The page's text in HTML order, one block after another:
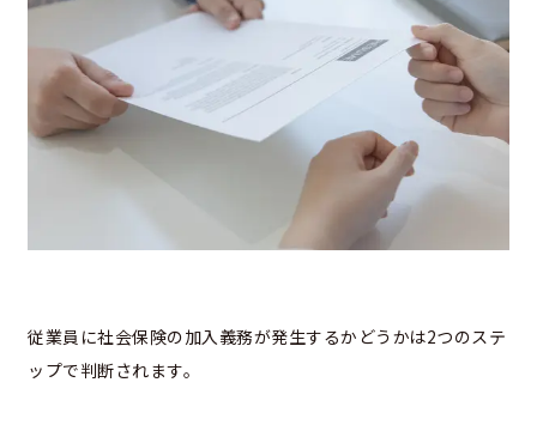
従業員に社会保険の加入義務が発生するかどうかは2つのステ
ップで判断されます。